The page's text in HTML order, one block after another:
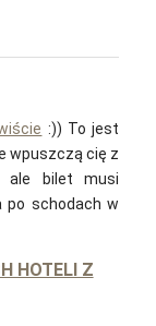
:)) To jest
wpuszczą cię z
ale bilet musi
po schodach w
HOTELI Z